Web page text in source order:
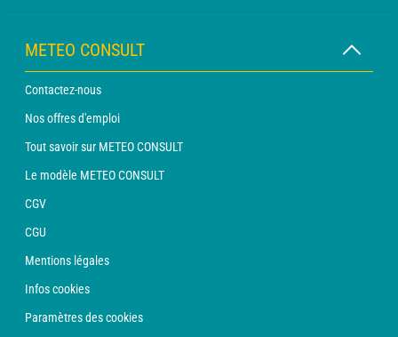
METEO CONSULT
Contactez-nous
Nos offres d'emploi
Tout savoir sur METEO CONSULT
Le modèle METEO CONSULT
CGV
CGU
Mentions légales
Infos cookies
Paramètres des cookies